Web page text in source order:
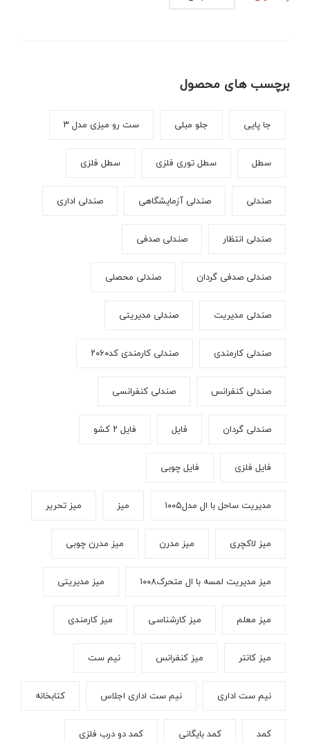
برچسب های محصول
جا پایی جلو مبلی ست رو میزی مدل ۳
سطل سطل توری فلزی سطل فلزی
صندلی صندلی آزمایشگاهی صندلی اداری
صندلی انتظار صندلی صدفی
صندلی صدفی گردان صندلی محصلی
صندلی مدیریت صندلی مدیریتی
صندلی کارمندی صندلی کارمندی کد۲۰۶۰
صندلی کنفرانس صندلی کنفرانسی
صندلی گردان فایل فایل ۲ کشو
فایل فلزی فایل چوبی
مدیریت ساحل با ال مدل۱۰۰۵ میز میز تحریر
میز لاکچری میز مدرن میز مدرن چوبی
میز مدیریت لمسه با ال متحرک۱۰۰۸ میز مدیریتی
میز معلم میز کارشناسی میز کارمندی
میز کانتر میز کنفرانس نیم ست
نیم ست اداری نیم ست اداری اجلاس کتابخانه
کمد کمد بایگانی کمد دو درب فلزی